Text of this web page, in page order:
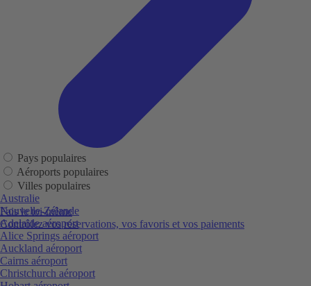
Fais le toi-même
Contrôlez vos réservations, vos favoris et vos paiements
Pays populaires
Aéroports populaires
Villes populaires
Australie
Nouvelle-Zélande
Adelaide aéroport
Alice Springs aéroport
Auckland aéroport
Cairns aéroport
Christchurch aéroport